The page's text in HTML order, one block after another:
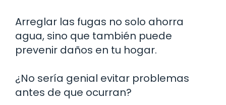
Arreglar las fugas no solo ahorra
agua, sino que también puede
prevenir daños en tu hogar.
¿No sería genial evitar problemas
antes de que ocurran?